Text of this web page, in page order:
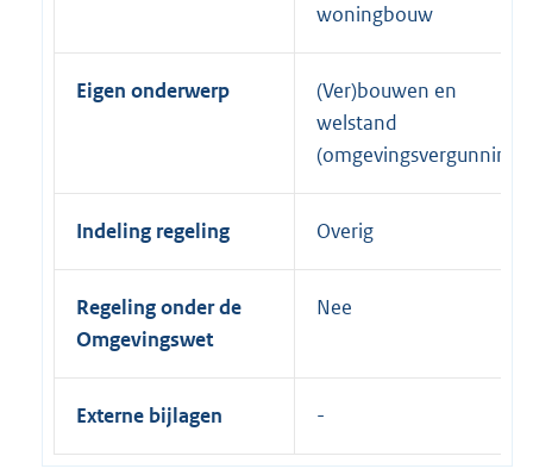
woningbouw
Eigen onderwerp
(Ver)bouwen en
welstand
(omgevingsvergunning)
Indeling regeling Overig
Regeling onder de
Omgevingswet
Nee
Externe bijlagen